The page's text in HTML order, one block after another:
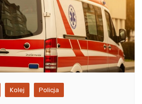
Kolej Policja